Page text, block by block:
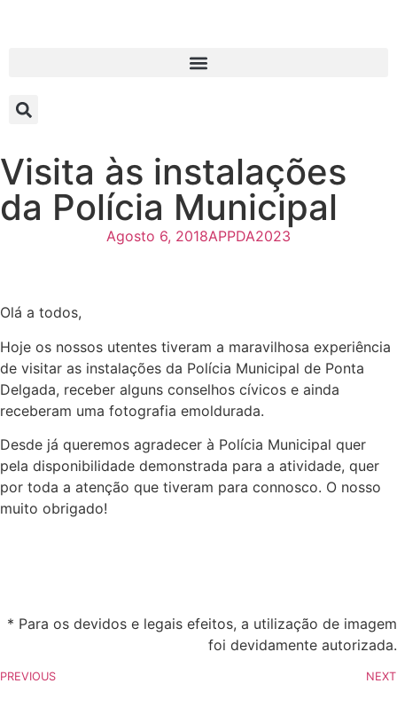
Visita às instalações
da Polícia Municipal
Agosto 6, 2018APPDA2023
Olá a todos,
Hoje os nossos utentes tiveram a maravilhosa experiência
de visitar as instalações da Polícia Municipal de Ponta
Delgada, receber alguns conselhos cívicos e ainda
receberam uma fotografia emoldurada.
Desde já queremos agradecer à Polícia Municipal quer
pela disponibilidade demonstrada para a atividade, quer
por toda a atenção que tiveram para connosco. O nosso
muito obrigado!
* Para os devidos e legais efeitos, a utilização de imagem
foi devidamente autorizada.
PREVIOUS NEXT